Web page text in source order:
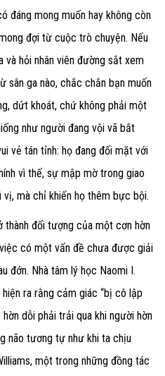
đáng mong muốn hay không còn
đợi từ cuộc trò chuyện. Nếu
và hỏi nhân viên đường sắt xem
sân ga nào, chắc chắn bạn muốn
dứt khoát, chứ không phải một
như người đang vội vã bắt
vẻ tán tỉnh: họ đang đối mặt với
vì thế, sự mập mờ trong giao
mà chỉ khiến họ thêm bực bội.
thành đối tượng của một cơn hờn
có một vấn đề chưa được giải
đớn. Nhà tâm lý học Naomi I.
ra rằng cảm giác “bị cô lập
dỗi phải trải qua khi người hờn
não tương tự như khi ta chịu
một trong những đồng tác